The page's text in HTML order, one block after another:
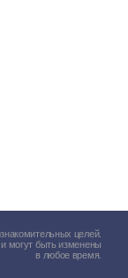
целей.
могут быть изменены
в любое время.